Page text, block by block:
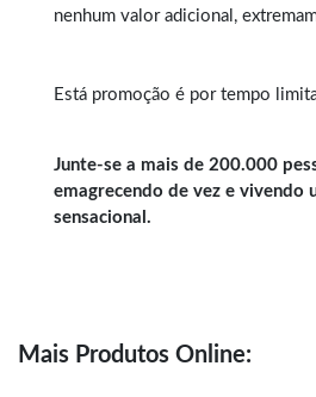
nenhum valor adicional,
Está promoção é por tempo
Junte-se a mais de 200.000
emagrecendo de vez e vivendo
sensacional.
Mais Produtos Online: